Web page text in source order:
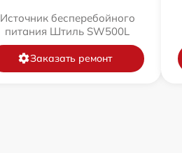
Источник бесперебойного
питания Штиль SW500L
Заказать ремонт